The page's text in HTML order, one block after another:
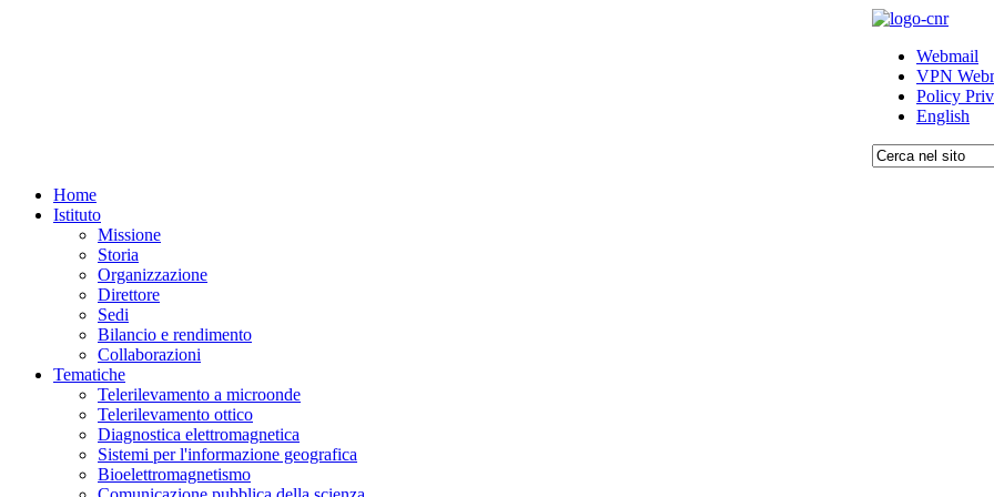
Webmail
VPN
Policy
English
Home
Istituto
Missione
Storia
Organizzazione
Direttore
Sedi
Bilancio e rendimento
Collaborazioni
Tematiche
Telerilevamento a microonde
Telerilevamento ottico
Diagnostica elettromagnetica
Sistemi per l'informazione geografica
Bioelettromagnetismo